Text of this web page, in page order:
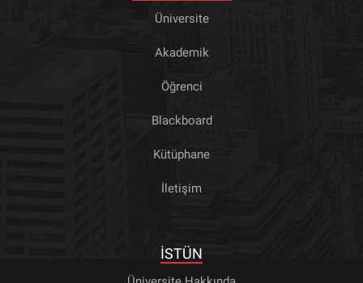
Üniversite
Akademik
Öğrenci
Blackboard
Kütüphane
İletişim
İSTÜN